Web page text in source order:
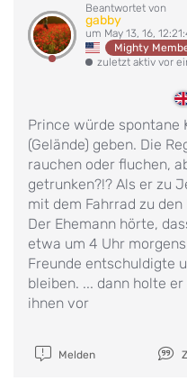
Beantwortet von
gabby
um May 13, 16,
Mighty
zuletzt aktiv vor
Prince würde spontane
(Gelände) geben. Die
rauchen oder fluchen,
getrunken?!? Als er zu
mit dem Fahrrad zu
Der Ehemann hörte,
etwa um 4 Uhr
Freunde entschuldigte
bleiben. ... dann holte
ihnen vor
Melden